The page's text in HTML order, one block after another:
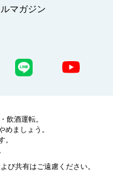
ルマガジン
飲酒運転。
めましょう。
。
び共有はご遠慮ください。